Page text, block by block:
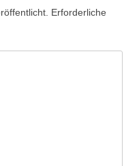
Erforderliche